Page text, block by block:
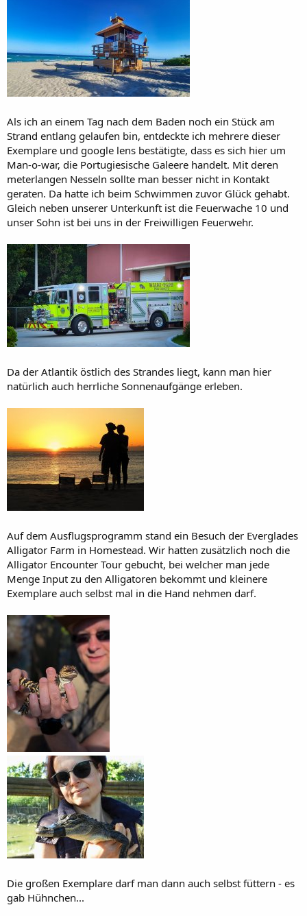
Als ich an einem Tag nach dem Baden noch ein Stück am
Strand entlang gelaufen bin, entdeckte ich mehrere dieser
Exemplare und google lens bestätigte, dass es sich hier um
Man-o-war, die Portugiesische Galeere handelt. Mit deren
meterlangen Nesseln sollte man besser nicht in Kontakt
geraten. Da hatte ich beim Schwimmen zuvor Glück gehabt.
Gleich neben unserer Unterkunft ist die Feuerwache 10 und
unser Sohn ist bei uns in der Freiwilligen Feuerwehr.
Da der Atlantik östlich des Strandes liegt, kann man hier
natürlich auch herrliche Sonnenaufgänge erleben.
Auf dem Ausflugsprogramm stand ein Besuch der Everglades
Alligator Farm in Homestead. Wir hatten zusätzlich noch die
Alligator Encounter Tour gebucht, bei welcher man jede
Menge Input zu den Alligatoren bekommt und kleinere
Exemplare auch selbst mal in die Hand nehmen darf.
Die großen Exemplare darf man dann auch selbst füttern - es
gab Hühnchen...